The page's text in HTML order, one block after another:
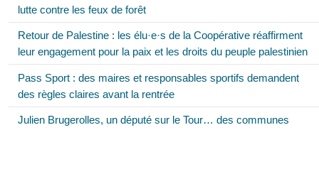
lutte contre les feux de forêt
Retour de Palestine : les élu·e·s de la Coopérative réaffirment
leur engagement pour la paix et les droits du peuple palestinien
Pass Sport : des maires et responsables sportifs demandent
des règles claires avant la rentrée
Julien Brugerolles, un député sur le Tour… des communes